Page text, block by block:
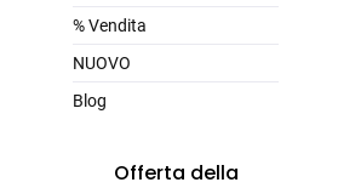
% Vendita
NUOVO
Blog
Offerta della